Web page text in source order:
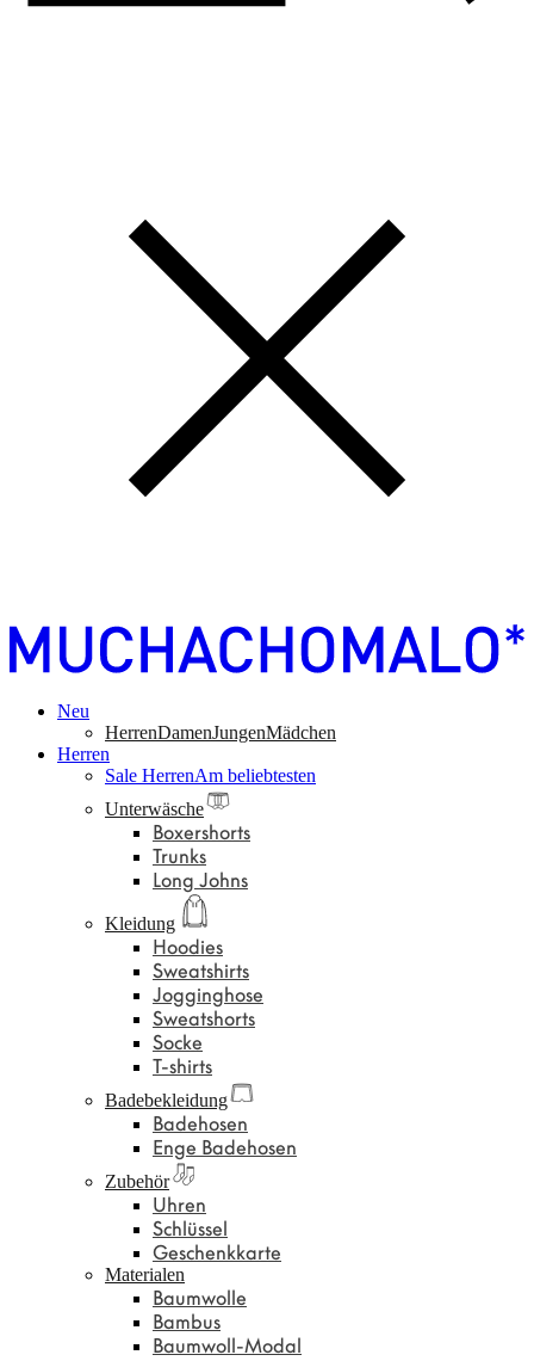
Neu
HerrenDamenJungenMädchen
Herren
Sale HerrenAm beliebtesten
Unterwäsche
Boxershorts
Trunks
Long Johns
Kleidung
Hoodies
Sweatshirts
Jogginghose
Sweatshorts
Socke
T-shirts
Badebekleidung
Badehosen
Enge Badehosen
Zubehör
Uhren
Schlüssel
Geschenkkarte
Materialen
Baumwolle
Bambus
Baumwoll-Modal